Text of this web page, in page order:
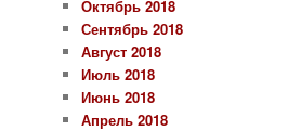
Октябрь 2018
Сентябрь 2018
Август 2018
Июль 2018
Июнь 2018
Апрель 2018